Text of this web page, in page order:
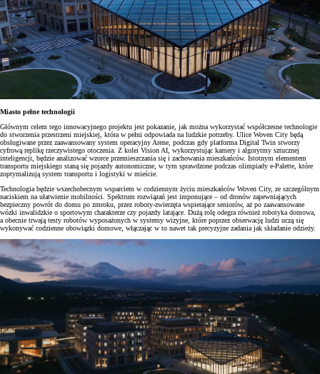
Miasto pełne technologii
Głównym celem tego innowacyjnego projektu jest pokazanie, jak można wykorzystać współczesne technologie
do stworzenia przestrzeni miejskiej, która w pełni odpowiada na ludzkie potrzeby. Ulice Woven City będą
obsługiwane przez zaawansowany system operacyjny Arene, podczas gdy platforma Digital Twin stworzy
cyfrową replikę rzeczywistego otoczenia. Z kolei Vision AI, wykorzystując kamery i algorytmy sztucznej
inteligencji, będzie analizować wzorce przemieszczania się i zachowania mieszkańców. Istotnym elementem
transportu miejskiego staną się pojazdy autonomiczne, w tym sprawdzone podczas olimpiady e-Palette, które
zoptymalizują system transportu i logistyki w mieście.
Technologia będzie wszechobecnym wsparciem w codziennym życiu mieszkańców Woven City, ze szczególnym
naciskiem na ułatwienie mobilności. Spektrum rozwiązań jest imponujące – od dronów zapewniających
bezpieczny powrót do domu po zmroku, przez roboty-zwierzęta wspierające seniorów, aż po zaawansowane
wózki inwalidzkie o sportowym charakterze czy pojazdy latające. Dużą rolę odegra również robotyka domowa,
a obecnie trwają testy robotów wyposażonych w systemy wizyjne, które poprzez obserwację ludzi uczą się
wykonywać codzienne obowiązki domowe, włączając w to nawet tak precyzyjne zadania jak składanie odzieży.